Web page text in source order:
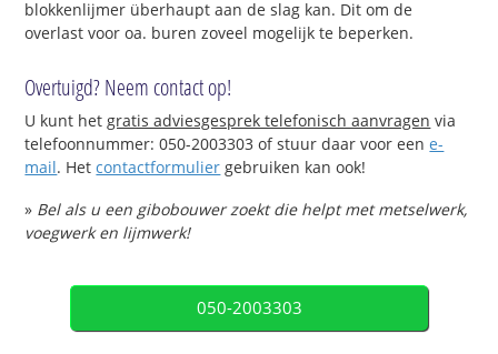
blokkenlijmer überhaupt aan de slag kan. Dit om de
overlast voor oa. buren zoveel mogelijk te beperken.
Overtuigd? Neem contact op!
U kunt hetgratis adviesgesprek telefonisch aanvragen via
telefoonnummer: 050-2003303 of stuur daar voor eene-
mail. Hetcontactformulier gebruiken kan ook!
» Bel als u een gibobouwer zoekt die helpt met metselwerk,
voegwerk en lijmwerk!
050-2003303